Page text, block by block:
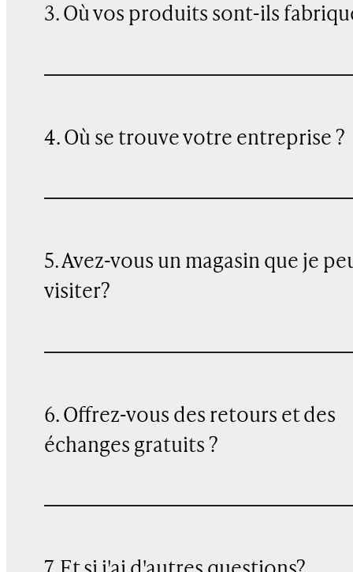
3. Où vos produits sont-ils
4. Où se trouve votre entreprise ?
5. Avez-vous un magasin que je
visiter?
6. Offrez-vous des retours et des
échanges gratuits ?